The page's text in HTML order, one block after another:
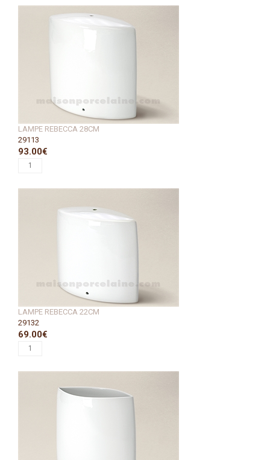
LAMPE REBECCA 28CM
29113
93.00€
LAMPE REBECCA 22CM
29132
69.00€